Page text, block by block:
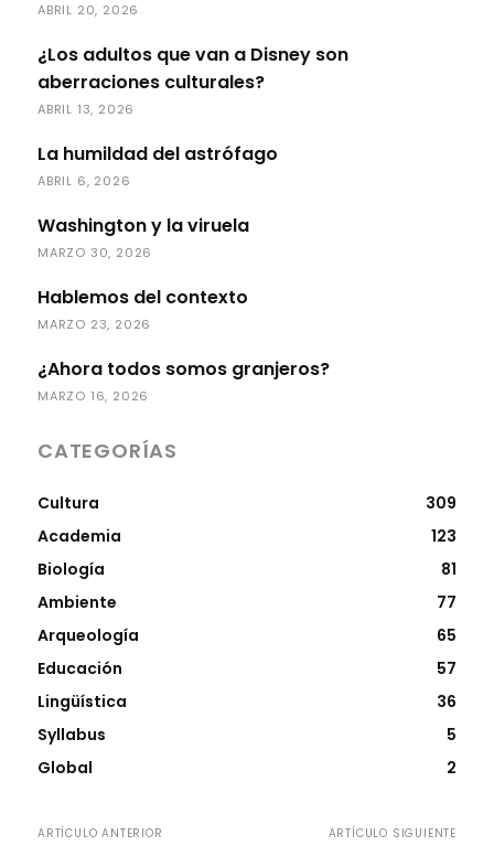
ABRIL 20, 2026
¿Los adultos que van a Disney son
aberraciones culturales?
ABRIL 13, 2026
La humildad del astrófago
ABRIL 6, 2026
Washington y la viruela
MARZO 30, 2026
Hablemos del contexto
MARZO 23, 2026
¿Ahora todos somos granjeros?
MARZO 16, 2026
CATEGORÍAS
Cultura
309
Academia
123
Biología
81
Ambiente
77
Arqueología
65
Educación
57
Lingüística
36
Syllabus
5
Global
2
ARTÍCULO ANTERIOR ARTÍCULO SIGUIENTE